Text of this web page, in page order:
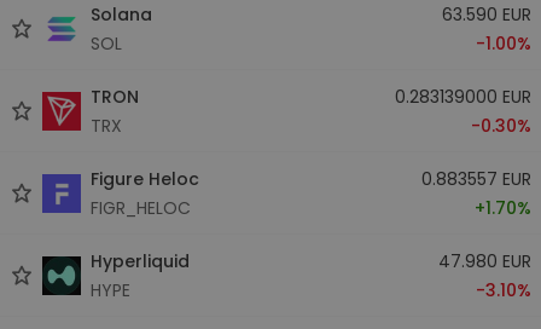
Solana
SOL
63.590 EUR
-1.00%
TRON
TRX
0.283139000 EUR
-0.30%
Figure Heloc
FIGR_HELOC
0.883557 EUR
+1.70%
Hyperliquid
HYPE
47.980 EUR
-3.10%